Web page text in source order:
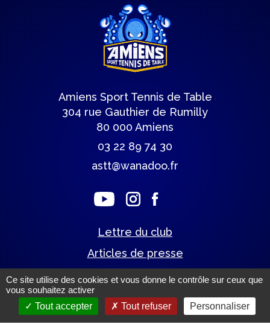
Amiens Sport Tennis de Table
304 rue Gauthier de Rumilly
80 000 Amiens
03 22 89 74 30
astt@wanadoo.fr
Lettre du club
Articles de presse
Mentions légales.
Un site éco-conçu par
Ce site utilise des cookies et vous donne le contrôle sur ceux que
vous souhaitez activer
Tout accepter
Tout refuser Personnaliser